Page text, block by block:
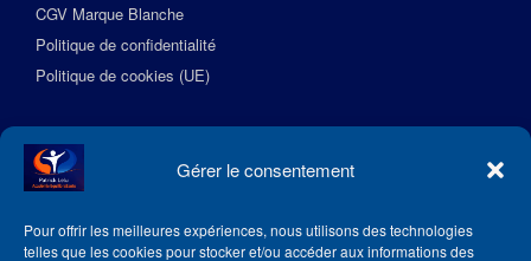
Gérer le consentement
Pour offrir les meilleures expériences, nous utilisons des technologies
telles que les cookies pour stocker et/ou accéder aux informations des
CGV Marque Blanche
Politique de confidentialité
Politique de cookies (UE)
Suivez l’Académie EquilibreSante